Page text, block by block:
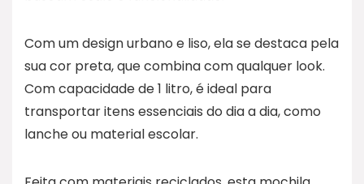
Com um design urbano e liso, ela se destaca pela
sua cor preta, que combina com qualquer look.
Com capacidade de 1 litro, é ideal para
transportar itens essenciais do dia a dia, como
lanche ou material escolar.